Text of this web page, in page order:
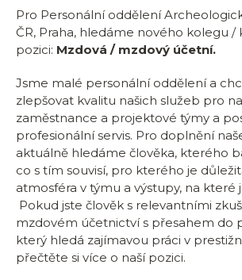
Pro Personální oddělení
ČR, Praha, hledáme nového kolegu /
pozici: Mzdová / mzdový účetní.
Jsme malé personální oddělení a
zlepšovat kvalitu našich služeb pro
zaměstnance a projektové týmy a
profesionální servis. Pro doplnění
aktuálně hledáme člověka, kterého
co s tím souvisí, pro kterého je
atmosféra v týmu a výstupy, na které
Pokud jste člověk s relevantními
mzdovém účetnictví s přesahem do
který hledá zajímavou práci v
přečtěte si více o naší pozici.